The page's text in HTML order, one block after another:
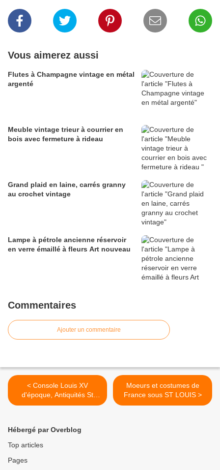
Vous aimerez aussi
Flutes à Champagne vintage en métal
argenté
Meuble vintage trieur à courrier en
bois avec fermeture à rideau
Grand plaid en laine, carrés granny
au crochet vintage
Lampe à pétrole ancienne réservoir
en verre émaillé à fleurs Art nouveau
Commentaires
Ajouter un commentaire
< Console Louis XV
d'époque, Antiquités St
Vincent à Nevers (58000)
Moeurs et costumes de
France sous ST LOUIS >
Hébergé par Overblog
Top articles
Pages